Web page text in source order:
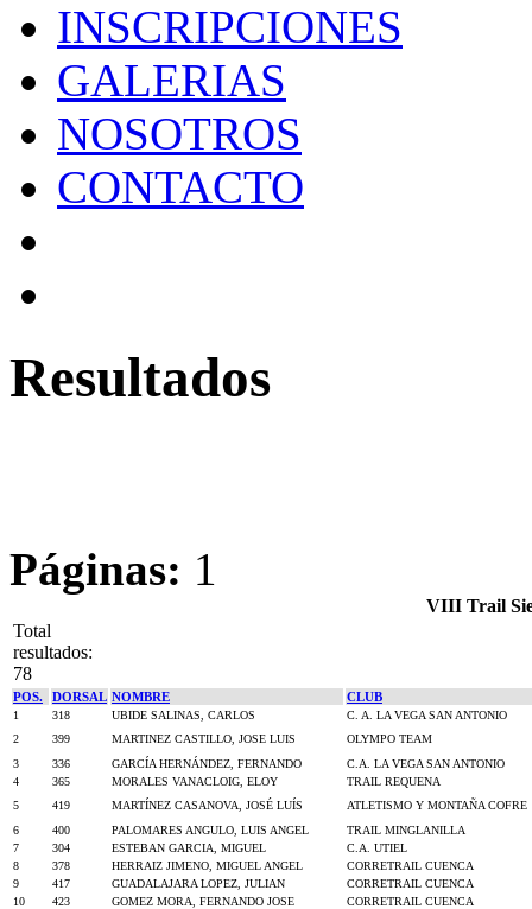
INSCRIPCIONES
GALERIAS
NOSOTROS
CONTACTO
Resultados
Páginas: 1
VIII Trail
Total
resultados:
78
POS. DORSAL NOMBRE CLUB
1 318 UBIDE SALINAS, CARLOS
C. A. LA VEGA SAN ANTONIO
2
399 MARTINEZ CASTILLO, JOSE LUIS
OLYMPO TEAM
3
336 GARCÍA HERNÁNDEZ, FERNANDO
C.A. LA VEGA SAN ANTONIO
4
365 MORALES VANACLOIG, ELOY
TRAIL REQUENA
5
419 MARTÍNEZ CASANOVA, JOSÉ LUÍS
ATLETISMO Y MONTAÑA COFRE
6
400 PALOMARES ANGULO, LUIS ANGEL
TRAIL MINGLANILLA
7
304 ESTEBAN GARCIA, MIGUEL
C.A. UTIEL
8
378 HERRAIZ JIMENO, MIGUEL ANGEL
CORRETRAIL CUENCA
9
417 GUADALAJARA LOPEZ, JULIAN
CORRETRAIL CUENCA
10
423 GOMEZ MORA, FERNANDO JOSE
CORRETRAIL CUENCA